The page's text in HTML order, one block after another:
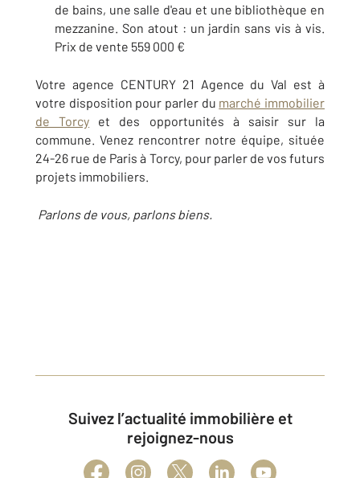
de bains, une salle d'eau et une bibliothèque en
mezzanine. Son atout : un jardin sans vis à vis.
Prix de vente 559 000 €
Votre agence CENTURY 21 Agence du Val est à
votre disposition pour parler du marché immobilier
de Torcy et des opportunités à saisir sur la
commune. Venez rencontrer notre équipe, située
24-26 rue de Paris à Torcy, pour parler de vos futurs
projets immobiliers.
Parlons de vous, parlons biens.
Suivez l’actualité immobilière et
rejoignez-nous